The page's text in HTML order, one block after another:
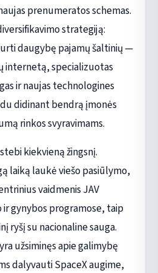
prenumeratos schemas.
strategiją:
daugybę pajamų šaltinių —
internetą, specializuotas
ir naujas technologines
didinant bendrą įmonės
rinkos svyravimams.
kiekvieną žingsnį.
laiką laukė viešo pasiūlymo,
vaidmenis JAV
ir gynybos programose, taip
ryšį su nacionaline sauga.
užsiminęs apie galimybę
dalyvauti SpaceX augime,